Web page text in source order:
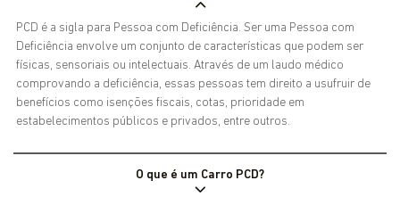
PCD é a sigla para Pessoa com Deficiência. Ser uma Pessoa com
Deficiência envolve um conjunto de características que podem ser
físicas, sensoriais ou intelectuais. Através de um laudo médico
comprovando a deficiência, essas pessoas tem direito a usufruir de
benefícios como isenções fiscais, cotas, prioridade em
estabelecimentos públicos e privados, entre outros.
O que é um Carro PCD?